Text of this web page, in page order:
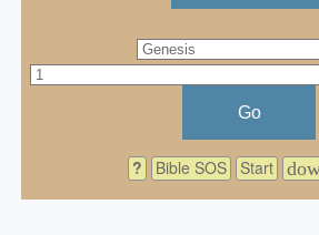
Go
? Bible SOS Start